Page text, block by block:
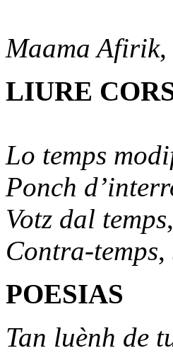
Maama Afirik,
LIURE
Lo temps
Ponch
Votz dal temps
Contra-temps,
POESIAS
Tan luènh de